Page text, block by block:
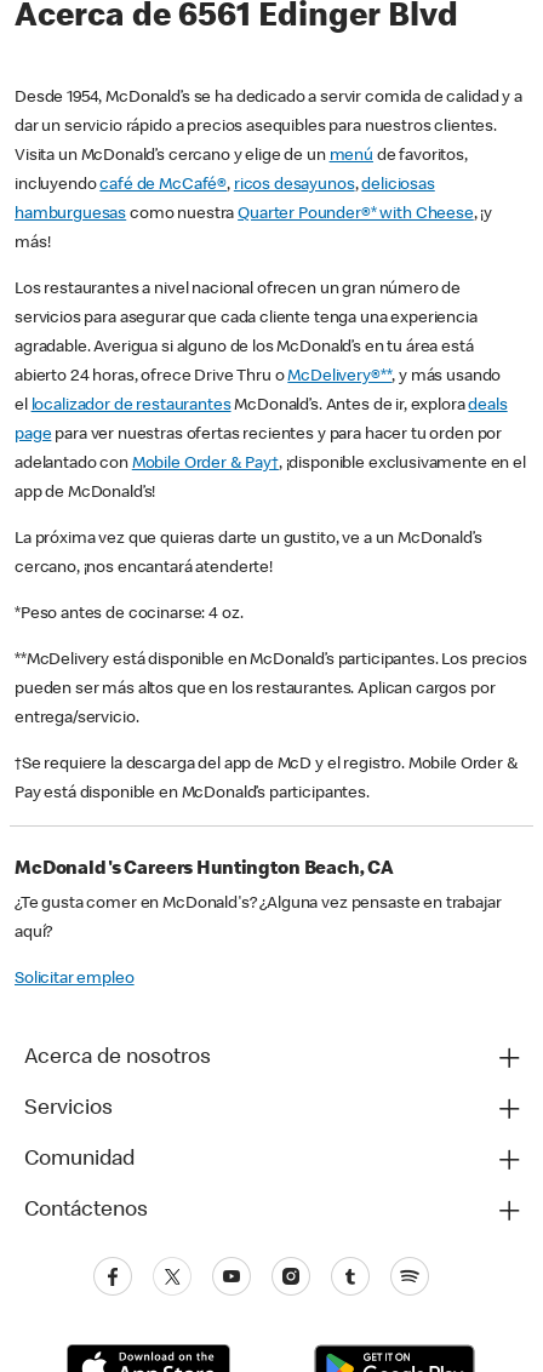
Acerca de 6561 Edinger Blvd
Desde 1954, McDonald’s se ha dedicado a servir comida de calidad y a
dar un servicio rápido a precios asequibles para nuestros clientes.
Visita un McDonald’s cercano y elige de un menú de favoritos,
incluyendocafé de McCafé®, ricos desayunos,deliciosas
hamburguesas como nuestraQuarter Pounder®* with Cheese, ¡y
más!
Los restaurantes a nivel nacional ofrecen un gran número de
servicios para asegurar que cada cliente tenga una experiencia
agradable. Averigua si alguno de los McDonald’s en tu área está
abierto 24 horas, ofrece Drive Thru oMcDelivery®**, y más usando
el localizador de restaurantesMcDonald’s. Antes de ir, exploradeals
pagepara ver nuestras ofertas recientes y para hacer tu orden por
adelantado con Mobile Order & Pay†, ¡disponible exclusivamente en el
app de McDonald’s!
La próxima vez que quieras darte un gustito, ve a un McDonald’s
cercano, ¡nos encantará atenderte!
*Peso antes de cocinarse: 4 oz.
**McDelivery está disponible en McDonald’s participantes. Los precios
pueden ser más altos que en los restaurantes. Aplican cargos por
entrega/servicio.
†Se requiere la descarga del app de McD y el registro. Mobile Order &
Pay está disponible en McDonald’s participantes.
McDonald's Careers Huntington Beach, CA
¿Te gusta comer en McDonald's? ¿Alguna vez pensaste en trabajar
aquí?
Solicitar empleo
Acerca de nosotros
Servicios
Comunidad
Contáctenos